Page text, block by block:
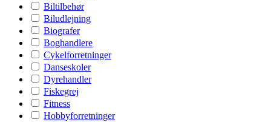
Biltilbehør
Biludlejning
Biografer
Boghandlere
Cykelforretninger
Danseskoler
Dyrehandler
Fiskegrej
Fitness
Hobbyforretninger